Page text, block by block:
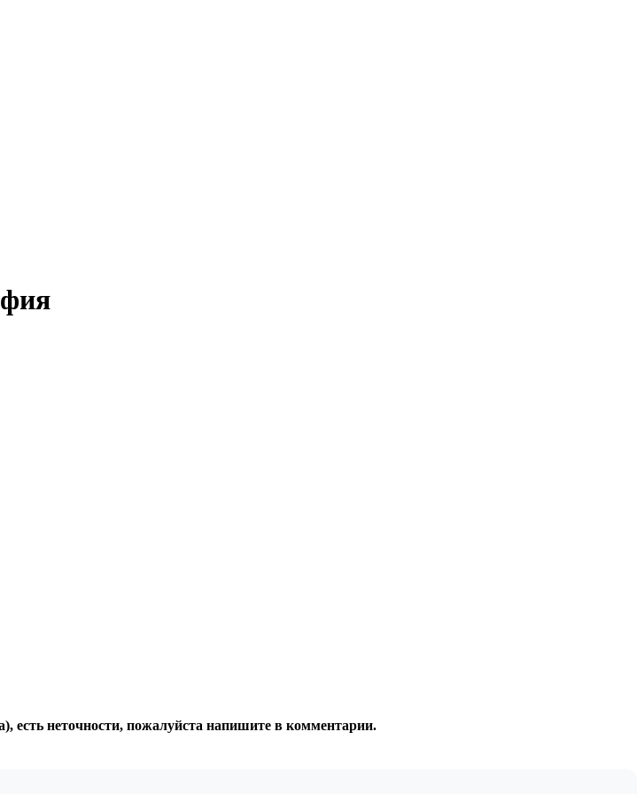
есть неточности, пожалуйста напишите в комментарии.